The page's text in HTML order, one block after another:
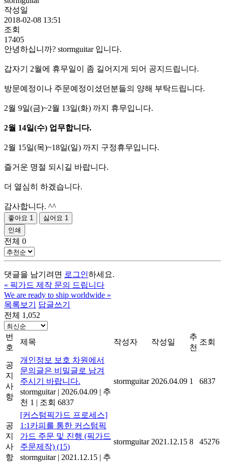
작성일
2018-02-08 13:51
조회
17405
안녕하십니까? stormguitar 입니다.
갑자기 2월에 휴무일이 좀 길어지게 되어 공지드립니다.
방문예정이나 주문예정이셨던분들의 양해 부탁드립니다.
2월 9일(금)~2월 13일(화) 까지 휴무입니다.
2월 14일(수) 업무합니다.
2월 15일(목)~18일(일) 까지 구정휴무입니다.
즐거운 명절 되시길 바랍니다.
더 열심히 하겠습니다.
감사합니다. ^^
좋아요 1 싫어요 1
인쇄
전체 0
댓글을 남기려면 로그인하세요.
« 픽가드 제작 문의 드립니다
We are ready to ship worldwide »
목록보기
답글쓰기
전체 1,052
번
호
제목 작성자 작성일
추
천
조회
공
지
사
항
개인정보 보호 차원에서
문의글은 비밀글로 남겨
주시기 바랍니다.
stormguitar | 2026.04.09 | 추
천 1 | 조회 6837
stormguitar 2026.04.09 1 6837
공
지
사
항
[커스텀픽가드 프로세스]
1:1카피를 통한 커스텀픽
가드 주문 및 진행 (픽가드
주문제작) (15)
stormguitar | 2021.12.15 | 추
stormguitar 2021.12.15 8 45276